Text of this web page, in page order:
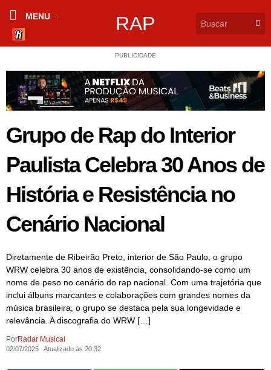
MENU RAP
PUBLICIDADE
Grupo de Rap do Interior
Paulista Celebra 30 Anos de
História e Resistência no
Cenário Nacional
Diretamente de Ribeirão Preto, interior de São Paulo, o grupo
WRW celebra 30 anos de existência, consolidando-se como um
nome de peso no cenário do rap nacional. Com uma trajetória que
inclui álbuns marcantes e colaborações com grandes nomes da
música brasileira, o grupo se destaca pela sua longevidade e
relevância. A discografia do WRW […]
PorRadar Musical
02/07/2025 Atualizado às 20:32